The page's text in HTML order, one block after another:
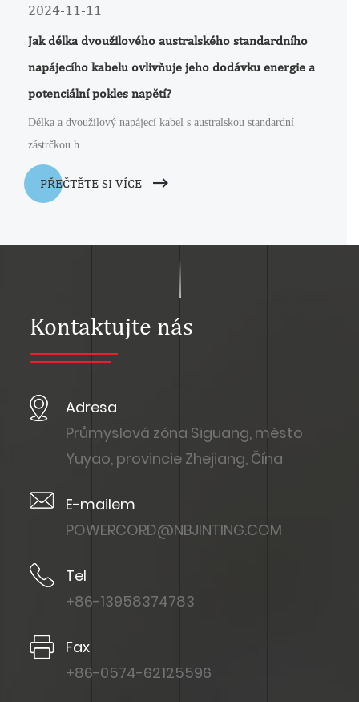
2024-11-11
Jak délka dvoužilového australského standardního
napájecího kabelu ovlivňuje jeho dodávku energie a
potenciální pokles napětí?
Délka a dvoužilový napájecí kabel s australskou standardní
zástrčkou h...
PŘEČTĚTE SI VÍCE
Kontaktujte nás
Adresa
Průmyslová zóna Siguang, město
Yuyao, provincie Zhejiang, Čína
E-mailem
POWERCORD@NBJINTING.COM
Tel
+86-13958374783
Fax
+86-0574-62125596